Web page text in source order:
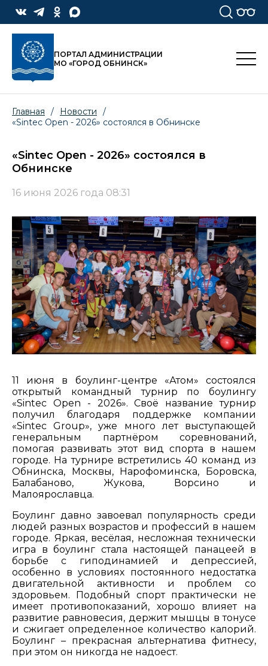
ПОРТАЛ АДМИНИСТРАЦИИ
МО «ГОРОД ОБНИНСК»
Главная / Новости
/
«Sintec Open - 2026» состоялся в Обнинске
«Sintec Open - 2026» состоялся в
Обнинске
16 июня 2026 года 08:31
11 июня в боулинг-центре «Атом» состоялся
открытый командный турнир по боулингу
«Sintec Open - 2026». Своё название турнир
получил благодаря поддержке компании
«Sintec Group», уже много лет выступающей
генеральным партнёром соревнований,
помогая развивать этот вид спорта в нашем
городе. На турнире встретились 40 команд из
Обнинска, Москвы, Нарофоминска, Боровска,
Балабаново, Жукова, Ворсино и
Малоярославца.
Боулинг давно завоевал популярность среди
людей разных возрастов и профессий в нашем
городе. Яркая, весёлая, несложная технически
игра в боулинг стала настоящей панацеей в
борьбе с гиподинамией и депрессией,
особенно в условиях постоянного недостатка
двигательной активности и проблем со
здоровьем. Подобный спорт практически не
имеет противопоказаний, хорошо влияет на
развитие равновесия, держит мышцы в тонусе
и сжигает определенное количество калорий.
Боулинг – прекрасная альтернатива фитнесу,
при этом он никогда не надоест.